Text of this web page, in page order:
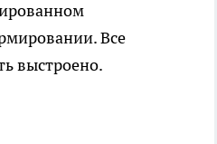
Все
выстроено.